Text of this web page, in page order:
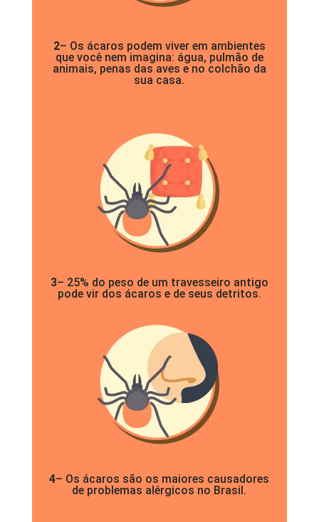
2– Os ácaros podem viver em ambientes
que você nem imagina: água, pulmão de
animais, penas das aves e no colchão da
sua casa.
3– 25% do peso de um travesseiro antigo
pode vir dos ácaros e de seus detritos.
4– Os ácaros são os maiores causadores
de problemas alérgicos no Brasil.